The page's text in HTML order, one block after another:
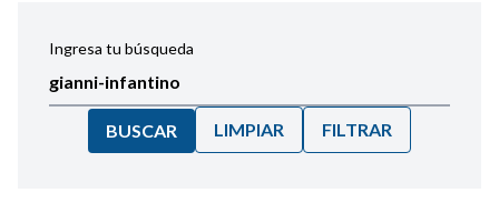
Ingresa tu búsqueda
BUSCAR LIMPIAR FILTRAR